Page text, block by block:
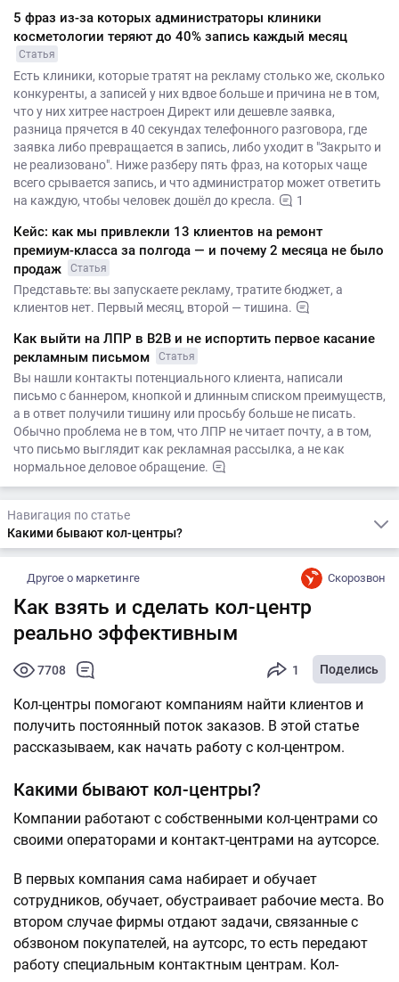
5 фраз из-за которых администраторы клиники
косметологии теряют до 40% запись каждый месяц
Статья
Есть клиники, которые тратят на рекламу столько же, сколько
конкуренты, а записей у них вдвое больше и причина не в том,
что у них хитрее настроен Директ или дешевле заявка,
разница прячется в 40 секундах телефонного разговора, где
заявка либо превращается в запись, либо уходит в "Закрыто и
не реализовано". Ниже разберу пять фраз, на которых чаще
всего срывается запись, и что администратор может ответить
на каждую, чтобы человек дошёл до кресла.
1
Кейс: как мы привлекли 13 клиентов на ремонт
премиум-класса за полгода — и почему 2 месяца не было
продаж
Статья
Представьте: вы запускаете рекламу, тратите бюджет, а
клиентов нет. Первый месяц, второй — тишина.
Как выйти на ЛПР в B2B и не испортить первое касание
рекламным письмом
Статья
Вы нашли контакты потенциального клиента, написали
письмо с баннером, кнопкой и длинным списком преимуществ,
а в ответ получили тишину или просьбу больше не писать.
Обычно проблема не в том, что ЛПР не читает почту, а в том,
что письмо выглядит как рекламная рассылка, а не как
нормальное деловое обращение.
Навигация по статье
Какими бывают кол-центры?
Другое о маркетинге Скорозвон
Как взять и сделать кол-центр
реально эффективным
7708 1 Поделись
Кол-центры помогают компаниям найти клиентов и
получить постоянный поток заказов. В этой статье
рассказываем, как начать работу с кол-центром.
Какими бывают кол-центры?
Компании работают с собственными кол-центрами со
своими операторами и контакт-центрами на аутсорсе.
В первых компания сама набирает и обучает
сотрудников, обучает, обустраивает рабочие места. Во
втором случае фирмы отдают задачи, связанные с
обзвоном покупателей, на аутсорс, то есть передают
работу специальным контактным центрам. Кол-